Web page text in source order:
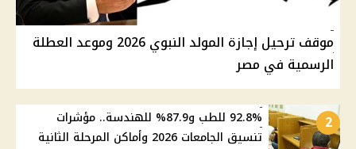
موقف ترحيل إجازة المولد النبوي 2026 وموعد العطلة
الرسمية في مصر
2
92.8% للطب و87.9% للهندسة.. مؤشرات
تنسيق الجامعات 2026 وأماكن المرحلة الثانية